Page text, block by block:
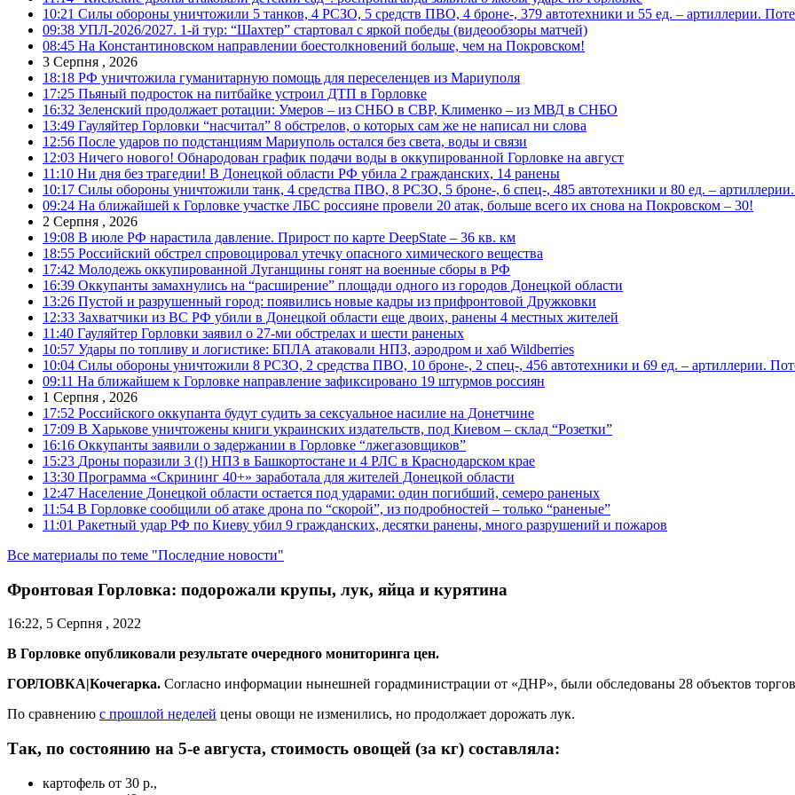
10:21 Силы обороны уничтожили 5 танков, 4 РСЗО, 5 средств ПВО, 4 броне-, 379 автотехники и 55 ед. – артиллерии.
09:38 УПЛ-2026/2027. 1-й тур: “Шахтер” стартовал с яркой победы (видеообзоры матчей)
08:45 На Константиновском направлении боестолкновений больше, чем на Покровском!
3 Серпня , 2026
18:18 РФ уничтожила гуманитарную помощь для переселенцев из Мариуполя
17:25 Пьяный подросток на питбайке устроил ДТП в Горловке
16:32 Зеленский продолжает ротации: Умеров – из СНБО в СВР, Клименко – из МВД в СНБО
13:49 Гауляйтер Горловки “насчитал” 8 обстрелов, о которых сам же не написал ни слова
12:56 После ударов по подстанциям Мариуполь остался без света, воды и связи
12:03 Ничего нового! Обнародован график подачи воды в оккупированной Горловке на август
11:10 Ни дня без трагедии! В Донецкой области РФ убила 2 гражданских, 14 ранены
10:17 Силы обороны уничтожили танк, 4 средства ПВО, 8 РСЗО, 5 броне-, 6 спец-, 485 автотехники и 80 ед. –
09:24 На ближайшей к Горловке участке ЛБС россияне провели 20 атак, больше всего их снова на Покровском – 30!
2 Серпня , 2026
19:08 В июле РФ нарастила давление. Прирост по карте DeepState – 36 кв. км
18:55 Российский обстрел спровоцировал утечку опасного химического вещества
17:42 Молодежь оккупированной Луганщины гонят на военные сборы в РФ
16:39 Оккупанты замахнулись на “расширение” площади одного из городов Донецкой области
13:26 Пустой и разрушенный город: появились новые кадры из прифронтовой Дружковки
12:33 Захватчики из ВС РФ убили в Донецкой области еще двоих, ранены 4 местных жителей
11:40 Гауляйтер Горловки заявил о 27-ми обстрелах и шести раненых
10:57 Удары по топливу и логистике: БПЛА атаковали НПЗ, аэродром и хаб Wildberries
10:04 Силы обороны уничтожили 8 РСЗО, 2 средства ПВО, 10 броне-, 2 спец-, 456 автотехники и 69 ед. – артиллерии.
09:11 На ближайшем к Горловке направление зафиксировано 19 штурмов россиян
1 Серпня , 2026
17:52 Российского оккупанта будут судить за сексуальное насилие на Донетчине
17:09 В Харькове уничтожены книги украинских издательств, под Киевом – склад “Розетки”
16:16 Оккупанты заявили о задержании в Горловке “лжегазовщиков”
15:23 Дроны поразили 3 (!) НПЗ в Башкортостане и 4 РЛС в Краснодарском крае
13:30 Программа «Скрининг 40+» заработала для жителей Донецкой области
12:47 Население Донецкой области остается под ударами: один погибший, семеро раненых
11:54 В Горловке сообщили об атаке дрона по “скорой”, из подробностей – только “раненые”
11:01 Ракетный удар РФ по Киеву убил 9 гражданских, десятки ранены, много разрушений и пожаров
Все материалы по теме "Последние новости"
Фронтовая Горловка: подорожали крупы, лук, яйца и курятина
16:22, 5 Серпня , 2022
В Горловке опубликовали результате очередного мониторинга цен.
ГОРЛОВКА|Кочегарка. Согласно информации нынешней горадминистрации от «ДНР», были обследованы 28 объектов
По сравнению с прошлой неделей цены овощи не изменились, но продолжает дорожать лук.
Так, по состоянию на 5-е августа, стоимость овощей (за кг) составляла:
картофель от 30 р.,